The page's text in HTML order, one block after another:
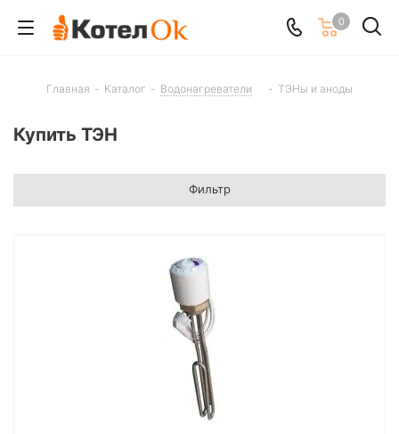
0
Главная - Каталог - Водонагреватели - ТЭНы и аноды
Купить ТЭН
Фильтр